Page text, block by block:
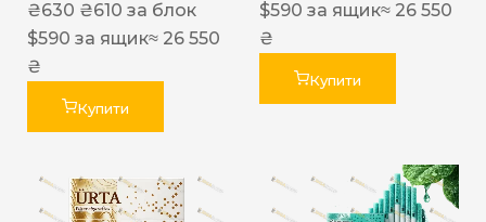
₴630 ₴610 за блок
$590 за ящик≈ 26 550
₴
Купити
$590 за ящик≈ 26 550
₴
Купити